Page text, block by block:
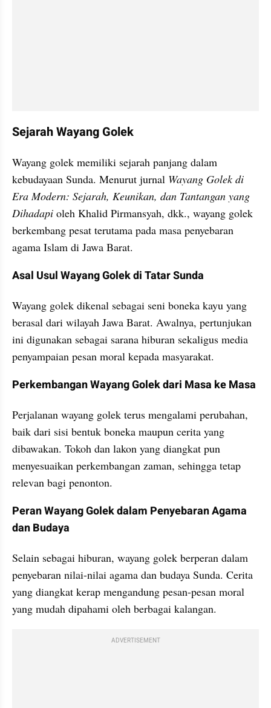
Sejarah Wayang Golek
Wayang golek memiliki sejarah panjang dalam
kebudayaan Sunda. Menurut jurnal Wayang Golek di
Era Modern: Sejarah, Keunikan, dan Tantangan yang
Dihadapi oleh Khalid Pirmansyah, dkk., wayang golek
berkembang pesat terutama pada masa penyebaran
agama Islam di Jawa Barat.
Asal Usul Wayang Golek di Tatar Sunda
Wayang golek dikenal sebagai seni boneka kayu yang
berasal dari wilayah Jawa Barat. Awalnya, pertunjukan
ini digunakan sebagai sarana hiburan sekaligus media
penyampaian pesan moral kepada masyarakat.
Perkembangan Wayang Golek dari Masa ke Masa
Perjalanan wayang golek terus mengalami perubahan,
baik dari sisi bentuk boneka maupun cerita yang
dibawakan. Tokoh dan lakon yang diangkat pun
menyesuaikan perkembangan zaman, sehingga tetap
relevan bagi penonton.
Peran Wayang Golek dalam Penyebaran Agama
dan Budaya
Selain sebagai hiburan, wayang golek berperan dalam
penyebaran nilai-nilai agama dan budaya Sunda. Cerita
yang diangkat kerap mengandung pesan-pesan moral
yang mudah dipahami oleh berbagai kalangan.
ADVERTISEMENT